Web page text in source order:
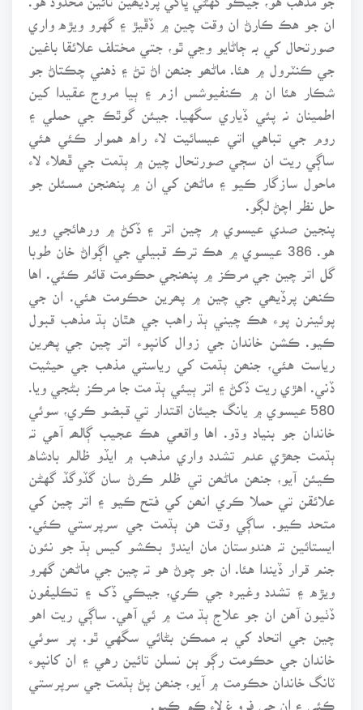
ان جو هڪ ڪارڻ ان وقت چين ۾ ڏڦيڙ ۽ گهرو ويڙه واري
صورتحال کي بہ ڄاڻايو وڃي ٿو، جتي مختلف علائقا باغين
جي ڪنٽرول ۾ هئا. ماڻھو جنھن اڻ تڻ ۽ ذهني چڪتاڻ جو
شڪار هئا ان ۾ ڪنفيوشس ازم ۽ ٻيا مروج عقيدا کين
اطمينان نہ پئي ڏياري سگهيا. جيئن گوٿڪ جي حملي ۽
روم جي تباهي اتي عيسائيت لاء راه هموار ڪئي هئي
ساڳي ريت ان سڄي صورتحال چين ۾ ٻڌمت جي ڦھلاء لاء
ماحول سازگار ڪيو ۽ ماڻھن کي ان ۾ پنھنجن مسئلن جو
حل نظر اچڻ لڳو.
پنجين صدي عيسوي ۾ چين اتر ۽ ڏکڻ ۾ ورهائجي ويو
هو. 386 عيسوي ۾ هڪ ترڪ قبيلي جي اڳواڻ خان طوبا
گل اتر چين جي مرڪز ۾ پنھنجي حڪومت قائم ڪئي. اها
ڪنھن پرڏيھي جي چين ۾ پھرين حڪومت هئي. ان جي
پوئينرن پوء هڪ چيني ٻڌ راهب جي هٿان ٻڌ مذهب قبول
ڪيو. ڪشن خاندان جي زوال کانپوء اتر چين جي پھرين
رياست هئي، جنھن ٻڌمت کي رياستي مذهب جي حيثيت
ڏني. اهڙي ريت ڏکڻ ۽ اتر ٻيئي ٻڌ مت جا مرڪز بڻجي ويا.
580 عيسوي ۾ يانگ جيئان اقتدار تي قبضو ڪري، سوئي
خاندان جو بنياد وڌو. اها واقعي هڪ عجيب ڳالھہ آهي تہ
ٻڌمت جھڙي عدم تشدد واري مذهب ۾ ايڏو ظالم بادشاه
ڪيئن آيو، جنھن ماڻھن تي ظلم ڪرڻ سان گڏوگڏ گهڻن
علائقن تي حملا ڪري انھن کي فتح ڪيو ۽ اتر چين کي
متحد ڪيو. ساڳي وقت هن ٻڌمت جي سرپرستي ڪئي.
ايستائين تہ هندوستان مان ايندڙ بڪشو کيس ٻڌ جو نئون
جنم قرار ڏيندا هئا. ان جو چوڻ هو تہ چين جي ماڻھن گهرو
ويڙه ۽ تشدد وغيرہ جي ڪري، جيڪي ڏک ۽ تڪليفون
ڏٺيون آهن ان جو علاج ٻڌ مت ۾ ئي آهي. ساڳي ريت اهو
چين جي اتحاد کي بہ ممڪن بڻائي سگهي ٿو. پر سوئي
خاندان جي حڪومت رڳو ٻن نسلن تائين رهي ۽ ان کانپوء
ٽانگ خاندان حڪومت ۾ آيو، جنھن پڻ ٻڌمت جي سرپرستي
ڪئي ۽ ان جي فروغ لاء ڪم ڪيو.